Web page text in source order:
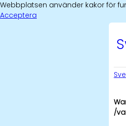
Webbplatsen använder kakor för
Acceptera
/